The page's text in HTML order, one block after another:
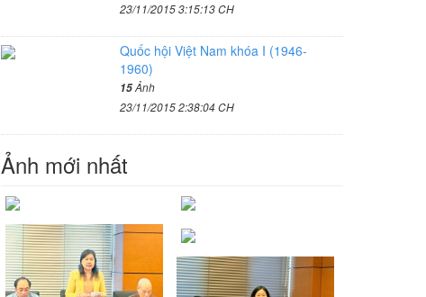
23/11/2015 3:15:13 CH
Quốc hội Việt Nam khóa I (1946-
1960)
15Ảnh
23/11/2015 2:38:04 CH
Ảnh mới nhất